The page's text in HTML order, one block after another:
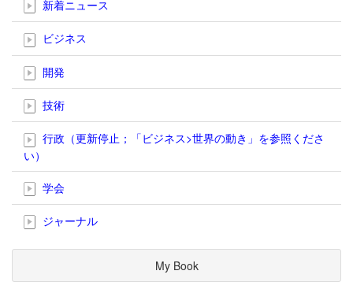
新着ニュース
ビジネス
開発
技術
行政（更新停止；「ビジネス>世界の動き」を参照くださ
い）
学会
ジャーナル
My Book